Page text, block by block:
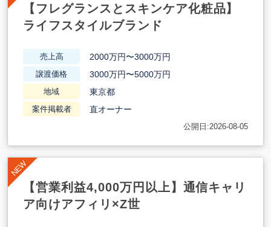
【フレグランスとスキンケア化粧品】
ライフスタイルブランド
売上高 2000万円〜3000万円
譲渡価格 3000万円〜5000万円
地域 東京都
案件掲載者 直オーナー
公開日:2026-08-05
【営業利益4,000万円以上】通信キャリ
ア向けアフィリ×Z世